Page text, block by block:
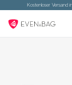
Kostenloser Versand